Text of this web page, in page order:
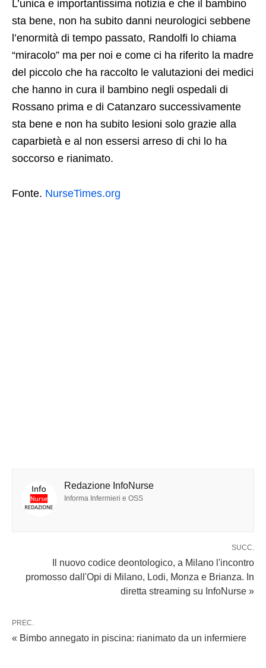
L’unica e importantissima notizia e che il bambino
sta bene, non ha subito danni neurologici sebbene
l’enormità di tempo passato, Randolfi lo chiama
“miracolo” ma per noi e come ci ha riferito la madre
del piccolo che ha raccolto le valutazioni dei medici
che hanno in cura il bambino negli ospedali di
Rossano prima e di Catanzaro successivamente
sta bene e non ha subito lesioni solo grazie alla
caparbietà e al non essersi arreso di chi lo ha
soccorso e rianimato.
Fonte. NurseTimes.org
Redazione InfoNurse
Informa Infermieri e OSS
SUCC.
Il nuovo codice deontologico, a Milano l'incontro
promosso dall'Opi di Milano, Lodi, Monza e Brianza. In
diretta streaming su InfoNurse »
PREC.
« Bimbo annegato in piscina: rianimato da un infermiere